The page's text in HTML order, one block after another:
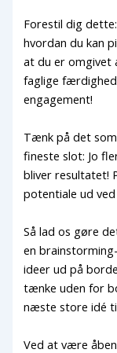
Forestil dig
hvordan du kan
at du er omgivet
faglige
engagement!
Tænk på det
fineste slot: Jo
bliver resultatet!
potentiale ud
Så lad os gøre
en
ideer ud på
tænke uden for
næste store idé
Ved at være